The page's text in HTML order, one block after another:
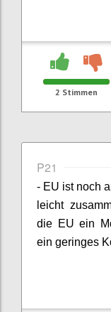
2 Stimmen
P21
- EU ist noch
leicht
die EU ein
ein geringes